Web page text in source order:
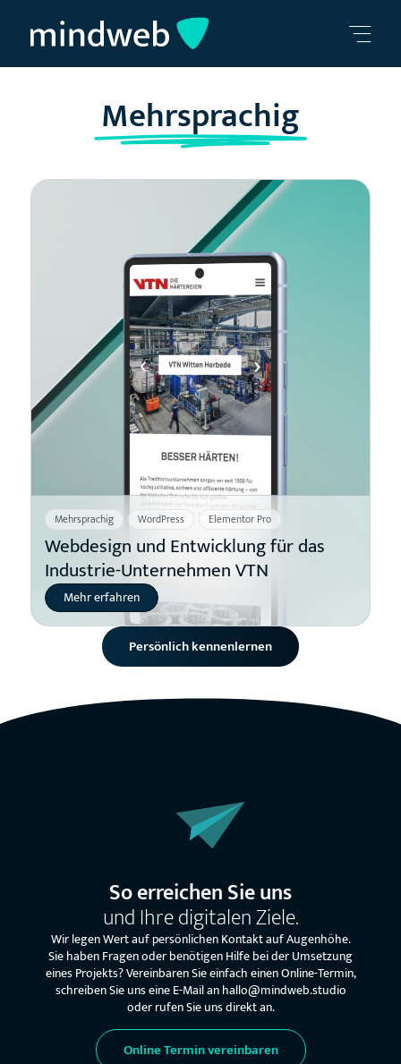
Mehrsprachig
Mehrsprachig WordPress Elementor Pro
Webdesign und Entwicklung für das
Industrie-Unternehmen VTN
Mehr erfahren
Persönlich kennenlernen
So erreichen Sie uns
und Ihre digitalen Ziele.
Wir legen Wert auf persönlichen Kontakt auf Augenhöhe.
Sie haben Fragen oder benötigen Hilfe bei der Umsetzung
eines Projekts? Vereinbaren Sie einfach einen Online-Termin,
schreiben Sie uns eine E-Mail an hallo@mindweb.studio
oder rufen Sie uns direkt an.
Online Termin vereinbaren